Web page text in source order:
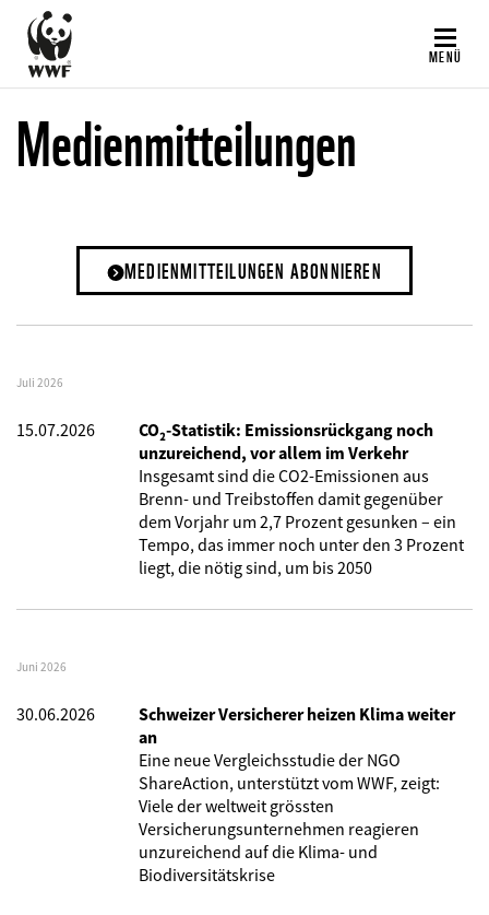
Direkt
zum
Inhalt
MENÜ
Medienmitteilungen
MEDIENMITTEILUNGEN ABONNIEREN
Juli 2026
15.07.2026
CO₂-Statistik: Emissionsrückgang noch
unzureichend, vor allem im Verkehr
Insgesamt sind die CO2-Emissionen aus
Brenn- und Treibstoffen damit gegenüber
dem Vorjahr um 2,7 Prozent gesunken – ein
Tempo, das immer noch unter den 3 Prozent
liegt, die nötig sind, um bis 2050
Juni 2026
30.06.2026
Schweizer Versicherer heizen Klima weiter
an
Eine neue Vergleichsstudie der NGO
ShareAction, unterstützt vom WWF, zeigt:
Viele der weltweit grössten
Versicherungsunternehmen reagieren
unzureichend auf die Klima- und
Biodiversitätskrise